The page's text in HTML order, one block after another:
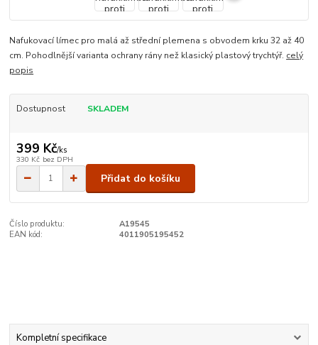
Nafukovací límec pro malá až střední plemena s obvodem krku 32 až 40
cm. Pohodlnější varianta ochrany rány než klasický plastový trychtýř. celý
popis
Dostupnost SKLADEM
399 Kč/ks
330 Kč bez DPH
Přidat do košíku
Číslo produktu:
A19545
EAN kód:
4011905195452
Kompletní specifikace